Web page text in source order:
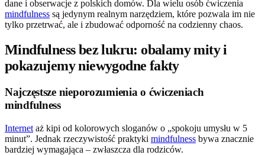
dane i obserwacje z polskich domów. Dla wielu osób ćwiczenia
mindfulness są jedynym realnym narzędziem, które pozwala im nie
tylko przetrwać, ale i zbudować odporność na codzienny chaos.
Mindfulness bez lukru: obalamy mity i
pokazujemy niewygodne fakty
Najczęstsze nieporozumienia o ćwiczeniach
mindfulness
Internet aż kipi od kolorowych sloganów o „spokoju umysłu w 5
minut”. Jednak rzeczywistość praktyki mindfulness bywa znacznie
bardziej wymagająca – zwłaszcza dla rodziców.